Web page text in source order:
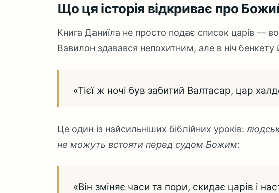
Що ця історія відкриває про
Книга Даниїла не просто подає список царів —
Вавилон здавався непохитним, але в ніч бенкету
«Тієї ж ночі був забитий Валтасар, цар
Це один із найсильніших біблійних уроків:
не можуть встояти перед судом Божим:
«Він зміняє часи та пори, скидає царів і